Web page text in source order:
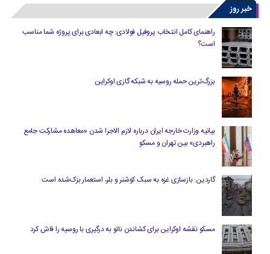
خبر روز
راهنمای کامل انتخاب پروفیل فولادی: چه ابعادی برای پروژه شما مناسب
است؟
بزرگ‌ترین حمله روسیه به شبکه گازی اوکراین
بیانیه وزارت خارجه ایران درباره لازم‌ الاجرا شدن «معاهده مشارکت جامع
راهبردی» بین تهران و مسکو
گاردین: بازسازی غزه به سبک کوشنر و بلر، استعمار بزک‌شده است
مسکو نقشه اوکراین برای کشاندن ناتو به درگیری با روسیه را فاش کرد